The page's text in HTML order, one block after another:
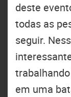
deste
todas as
seguir.
em uma